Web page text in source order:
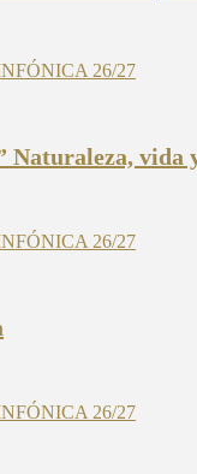
26/27
Naturaleza, vida
26/27
26/27